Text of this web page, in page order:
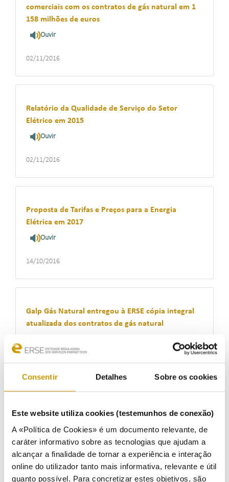
Consentir Detalhes Sobre os cookies
Este website utiliza cookies (testemunhos de conexão)
A «Política de Cookies» é um documento relevante, de
caráter informativo sobre as tecnologias que ajudam a
alcançar a finalidade de tornar a experiência e interação
online do utilizador tanto mais informativa, relevante e útil
quanto possível. Para concretizar estes objetivos, são
comerciais com os contratos de gás natural em 1
158 milhões de euros
Ouvir
02/11/2016
Relatório da Qualidade de Serviço do Setor
Elétrico em 2015
Ouvir
02/11/2016
Proposta de Tarifas e Preços para a Energia
Elétrica em 2017
Ouvir
14/10/2016
Galp Gás Natural entregou à ERSE cópia integral
atualizada dos contratos de gás natural
28/09/2016
Realização e resultados do leilão conjunto de
capacidade na interligação entre Espanha e
Portugal
Ouvir
19/09/2016